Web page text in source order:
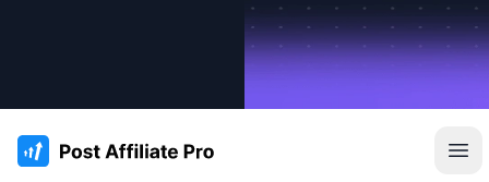
:site.title